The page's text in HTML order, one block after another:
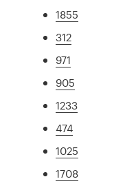
1855
312
971
905
1233
474
1025
1708